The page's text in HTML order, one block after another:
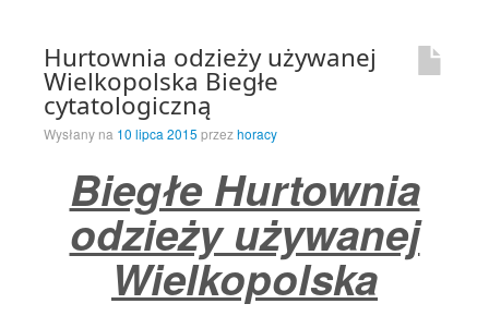
Hurtownia odzieży używanej
Wielkopolska Biegłe
cytatologiczną
Wysłany na 10 lipca 2015 przezhoracy
Biegłe Hurtownia
odzieży używanej
Wielkopolska